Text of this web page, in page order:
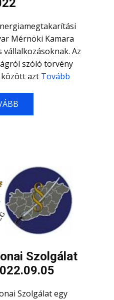
Mérnöki Kamara
Az
szóló törvény
azt Tovább
Szolgálat
Szolgálat egy